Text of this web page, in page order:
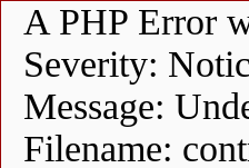
A PHP Error
Severity:
Message:
Filename: